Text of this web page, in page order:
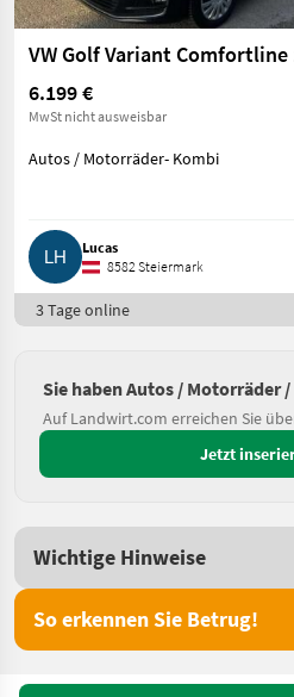
6.199 €
MwSt nicht ausweisbar
Autos / Motorräder- Kombi
Lucas
8582 Steiermark
3 Tage online
Sie haben Autos / Motorräder
Auf Landwirt.com erreichen Sie
Jetzt
Wichtige Hinweise
So erkennen Sie Betrug!